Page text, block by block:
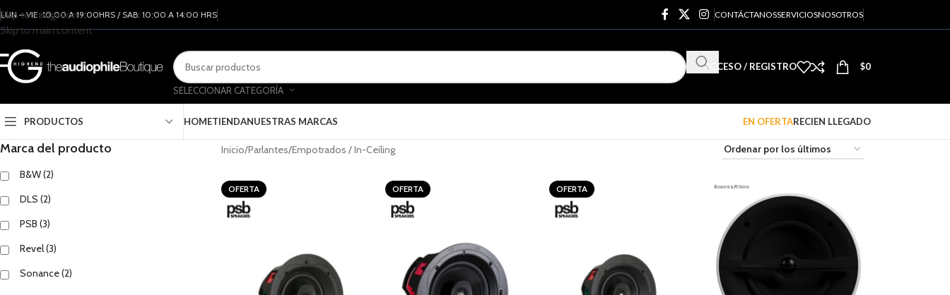
Skip to navigation
Skip to main content
LUN – VIE: 10:00 A 19:00HRS / SAB: 10:00 A 14:00 HRS CONTÁCTANOSSERVICIOSNOSOTROS
SELECCIONAR CATEGORÍA
ACCESO / REGISTRO $0
PRODUCTOS HOMETIENDANUESTRAS MARCAS EN OFERTARECIEN LLEGADO
Marca del producto
B&W(2)
DLS (2)
PSB (3)
Revel(3)
Sonance(2)
Inicio Parlantes Empotrados / In-Ceiling
OFERTA OFERTA OFERTA